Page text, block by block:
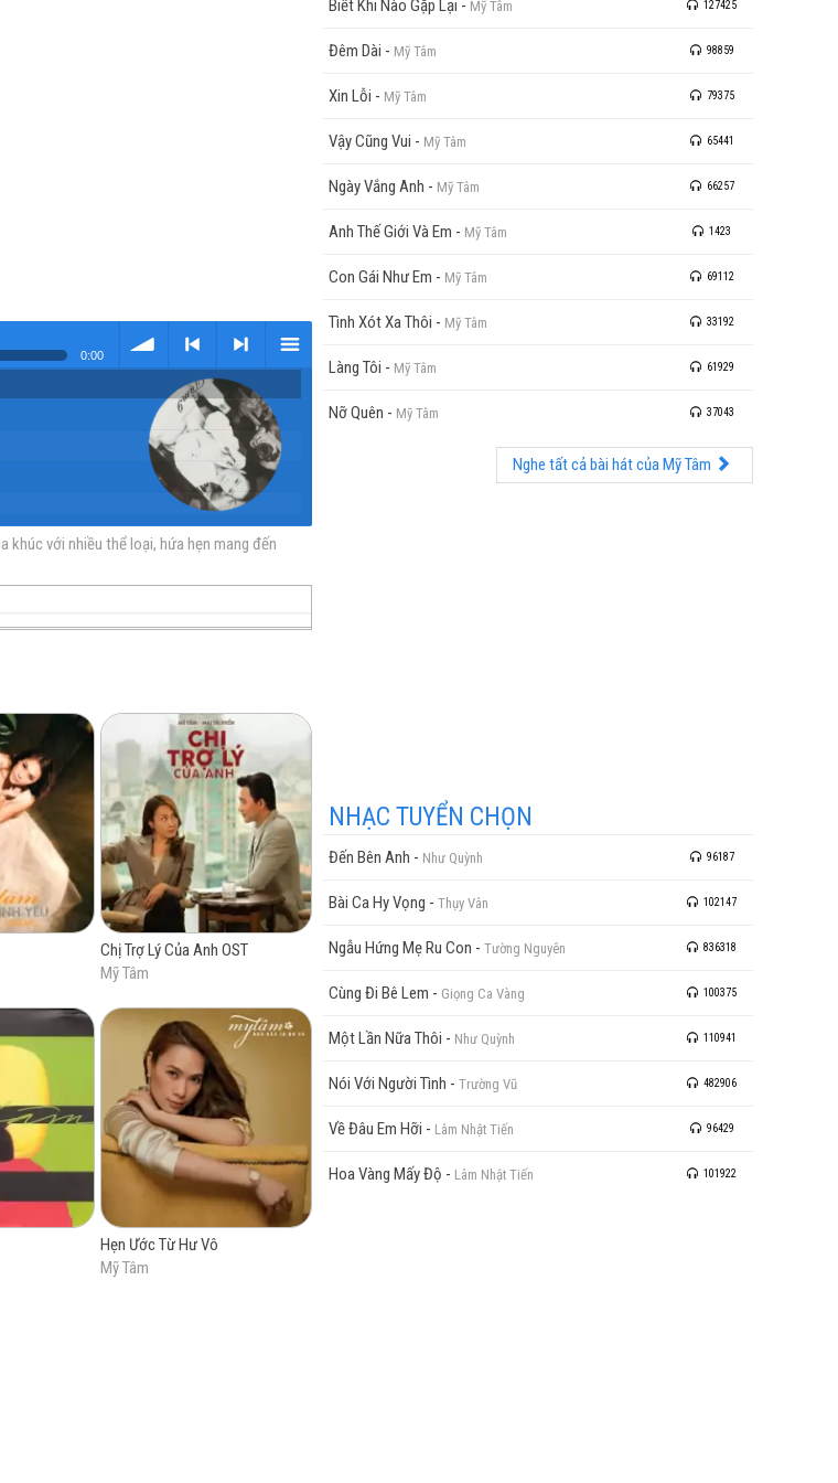
0:00
Tải
phí
< Kho
trực
tuyến
>
chất
lượng
cao
Kho
phí
khúc với nhiều thể loại, hứa hẹn mang đến
Chị Trợ Lý Của Anh OST
Mỹ Tâm
Hẹn Ước Từ Hư Vô
Mỹ Tâm
Biết Khi Nào Gặp Lại - Mỹ Tâm 127425
Đêm Dài - Mỹ Tâm 98859
Xin Lỗi - Mỹ Tâm 79375
Vậy Cũng Vui - Mỹ Tâm 65441
Ngày Vắng Anh - Mỹ Tâm 66257
Anh Thế Giới Và Em - Mỹ Tâm 1423
Con Gái Như Em - Mỹ Tâm 69112
Tình Xót Xa Thôi - Mỹ Tâm 33192
Làng Tôi - Mỹ Tâm 61929
Nỡ Quên - Mỹ Tâm 37043
Nghe tất cả bài hát của Mỹ Tâm
NHẠC TUYỂN CHỌN
Đến Bên Anh - Như Quỳnh 96187
Bài Ca Hy Vọng - Thụy Vân 102147
Ngẫu Hứng Mẹ Ru Con - Tường Nguyên 836318
Cùng Đi Bê Lem - Giọng Ca Vàng 100375
Một Lần Nữa Thôi - Như Quỳnh 110941
Nói Với Người Tình - Trường Vũ 482906
Về Đâu Em Hỡi - Lâm Nhật Tiến 96429
Hoa Vàng Mấy Độ - Lâm Nhật Tiến 101922